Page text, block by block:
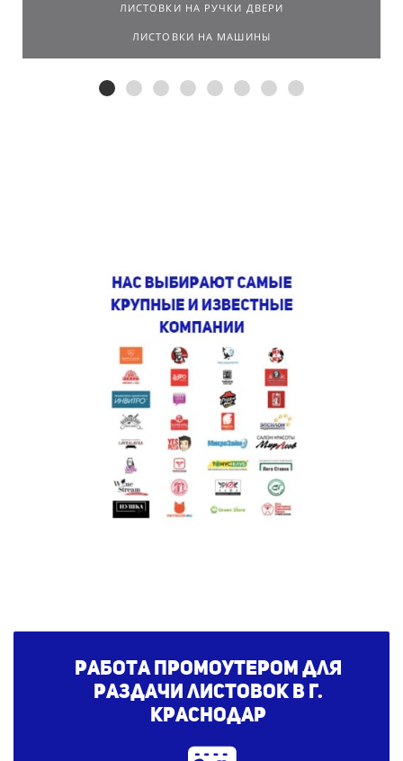
ЛИСТОВКИ НА РУЧКИ ДВЕРИ
ЛИСТОВКИ НА МАШИНЫ
Работа промоутером для
раздачи листовок в г.
Краснодар